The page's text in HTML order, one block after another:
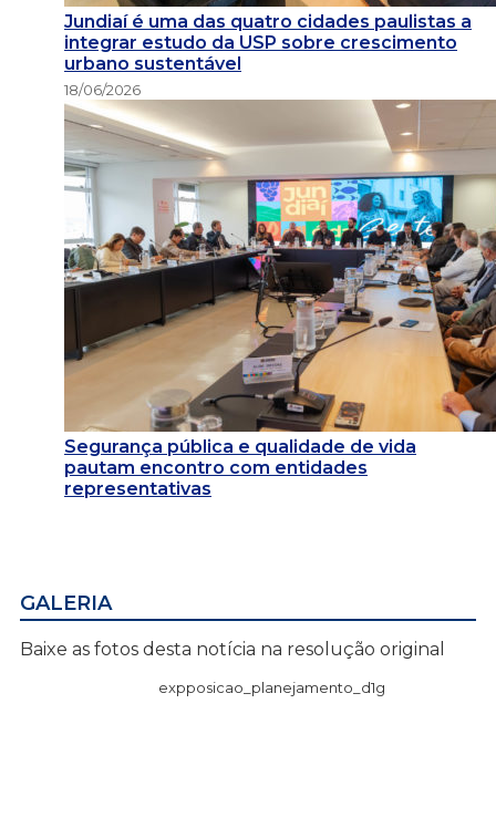
Jundiaí é uma das quatro cidades paulistas a
integrar estudo da USP sobre crescimento
urbano sustentável
18/06/2026
Segurança pública e qualidade de vida
pautam encontro com entidades
representativas
GALERIA
Baixe as fotos desta notícia na resolução original
expposicao_planejamento_d1g